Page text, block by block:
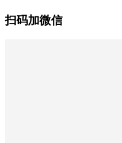
扫码加微信